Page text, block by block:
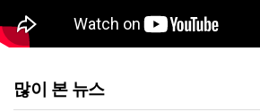
많이 본 뉴스